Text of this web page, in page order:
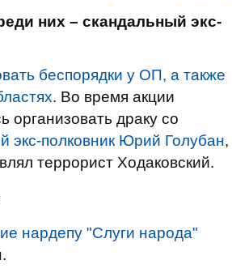
них – скандальный экс-
беспорядки у ОП, а также
. Во время акции
организовать драку со
экс-полковник Юрий Голубан,
террорист Ходаковский.
нардепу "Слуги народа"